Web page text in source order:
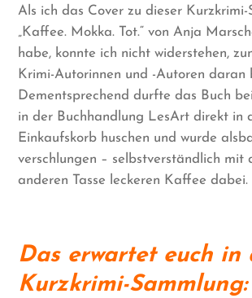
Als ich das Cover zu dieser Kurzkrimi-
„Kaffee. Mokka. Tot.“ von Anja
habe, konnte ich nicht widerstehen,
Krimi-Autorinnen und -Autoren daran
Dementsprechend durfte das Buch
in der Buchhandlung LesArt direkt in
Einkaufskorb huschen und wurde
verschlungen – selbstverständlich mit
anderen Tasse leckeren Kaffee dabei.
Das erwartet euch in
Kurzkrimi-Sammlung: